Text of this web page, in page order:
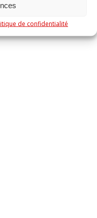
de confidentialité